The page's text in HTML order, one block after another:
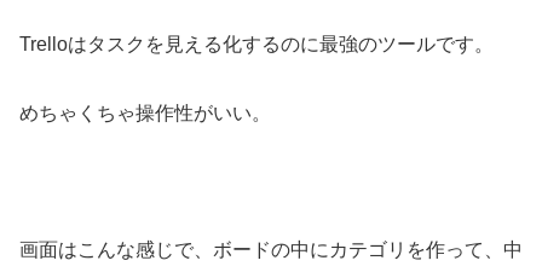
Trelloはタスクを見える化するのに最強のツールです。
めちゃくちゃ操作性がいい。
画面はこんな感じで、ボードの中にカテゴリを作って、中